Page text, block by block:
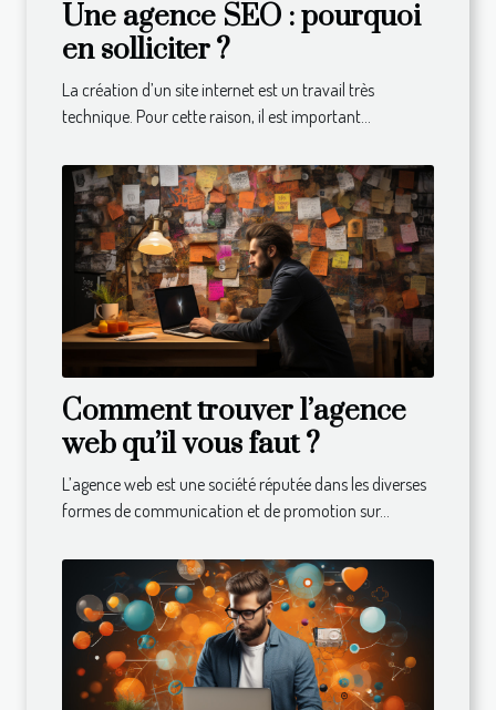
Une agence SEO : pourquoi
en solliciter ?
La création d’un site internet est un travail très
technique. Pour cette raison, il est important...
Comment trouver l’agence
web qu’il vous faut ?
L’agence web est une société réputée dans les diverses
formes de communication et de promotion sur...